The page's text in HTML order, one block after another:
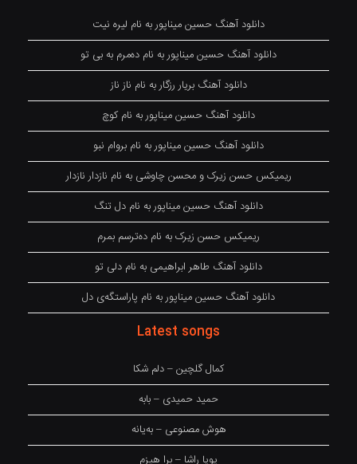
دانلود آهنگ حسین میناپور به نام لیره نیت
دانلود آهنگ حسین میناپور به نام دەمرم بە بی تو
دانلود آهنگ بریار رزگار به نام ناز ناز
دانلود آهنگ حسین میناپور به نام کوچ
دانلود آهنگ حسین میناپور به نام بروام نبو
ریمیکس حسن زیرک و محسن چاوشی به نام نازدار نازدار
دانلود آهنگ حسین میناپور به نام دل تنگ
ریمیکس حسن زیرک به نام دەترسم بمرم
دانلود آهنگ طاهر ابراهیمی به نام دلی تو
دانلود آهنگ حسین میناپور به نام پاراستگەی دل
Latest songs
کمال گلچین – دلم شکا
حمید حمیدی – بابه
هوش مصنوعی – بەیانە
پویا راشا – برا هیزم